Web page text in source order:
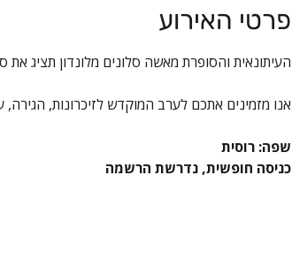
פרטי האירוע
העיתונאית והסופרת מאשה סלונים מלונדון תציג
אנו מזמינים אתכם לערב המוקדש לזיכרונות, הגירה,
שפה: רוסית
כניסה חופשית, נדרשת הרשמה